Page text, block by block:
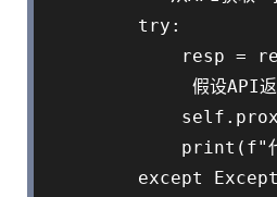
        try:
resp =
假设API
print(f"
except